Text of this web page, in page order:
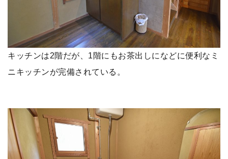
キッチンは2階だが、1階にもお茶出しになどに便利なミ
ニキッチンが完備されている。